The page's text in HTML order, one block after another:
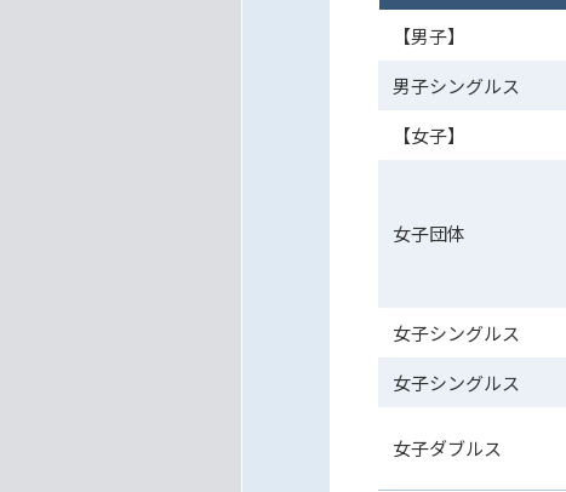
【男子】
男子シングルス
【女子】
女子団体
女子シングルス
女子シングルス
女子ダブルス